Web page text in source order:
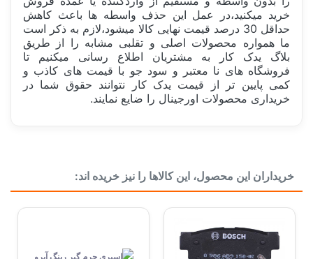
خرید میکنید،در عمل این حذف واسطه ها باعث کاهش
حداقل 30 درصد قیمت نهایی کالا میشود،لازم به ذکر است
ما همواره محصولات اصلی و تقلبی مشابه را از طریق
بلاگ یدک کار به مشتریان اطلاع رسانی میکنیم تا
فروشگاه های نا معتبر و سود جو با قیمت های کاذب و
کمی پایین تر از قیمت یدک کار نتوانند حقوق شما در
خریداری محصولات اورجینال را ضایع نمایند.
دسته بندی سیستم ترمز
خریداران این محصول، این کالاها را نیز خریده اند: